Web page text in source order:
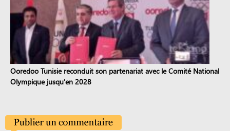
Ooredoo Tunisie reconduit son partenariat avec le Comité National
Olympique jusqu'en 2028